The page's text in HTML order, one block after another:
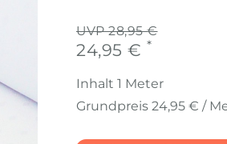
UVP 28,95 €
24,95 € *
Inhalt 1 Meter
Grundpreis 24,95 € /